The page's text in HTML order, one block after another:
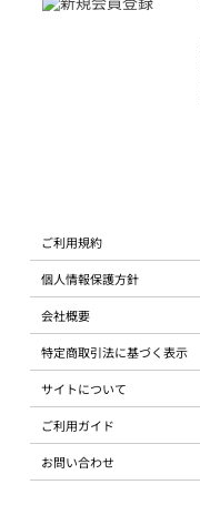
ご利用規約
個人情報保護方針
会社概要
特定商取引法に基づく表示
サイトについて
ご利用ガイド
お問い合わせ